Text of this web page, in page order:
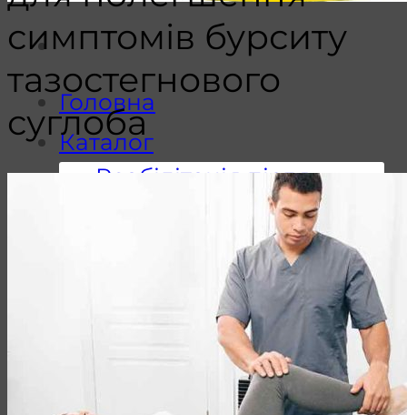
Головна
Каталог
Реабілітація після
Кінезотерапія
Відновлення дрібної
моторики
Вертикалізація
Постінсультне
відновлення рук та
симптомів бурситу
тазостегнового
суглоба